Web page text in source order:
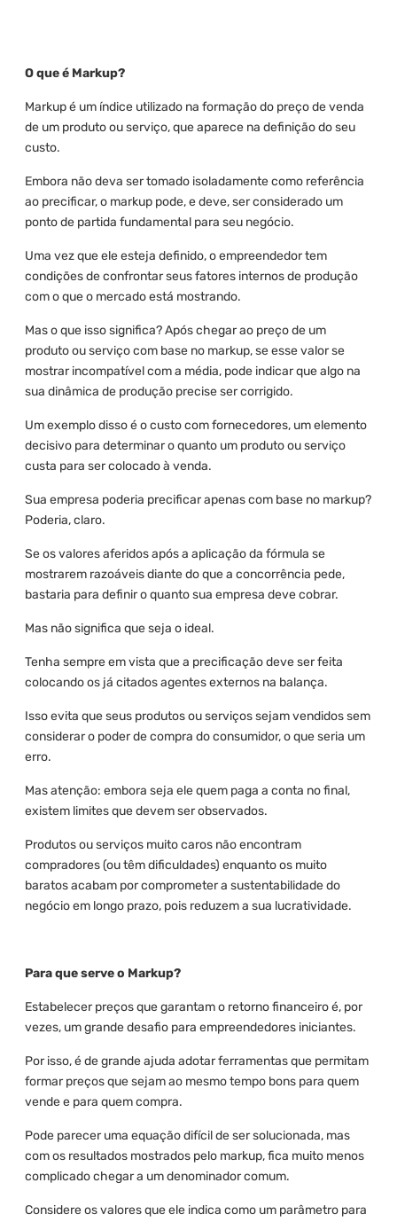
O que é Markup?
Markup é um índice utilizado na formação do preço de venda
de um produto ou serviço, que aparece na definição do seu
custo.
Embora não deva ser tomado isoladamente como referência
ao precificar, o markup pode, e deve, ser considerado um
ponto de partida fundamental para seu negócio.
Uma vez que ele esteja definido, o empreendedor tem
condições de confrontar seus fatores internos de produção
com o que o mercado está mostrando.
Mas o que isso significa? Após chegar ao preço de um
produto ou serviço com base no markup, se esse valor se
mostrar incompatível com a média, pode indicar que algo na
sua dinâmica de produção precise ser corrigido.
Um exemplo disso é o custo com fornecedores, um elemento
decisivo para determinar o quanto um produto ou serviço
custa para ser colocado à venda.
Sua empresa poderia precificar apenas com base no markup?
Poderia, claro.
Se os valores aferidos após a aplicação da fórmula se
mostrarem razoáveis diante do que a concorrência pede,
bastaria para definir o quanto sua empresa deve cobrar.
Mas não significa que seja o ideal.
Tenha sempre em vista que a precificação deve ser feita
colocando os já citados agentes externos na balança.
Isso evita que seus produtos ou serviços sejam vendidos sem
considerar o poder de compra do consumidor, o que seria um
erro.
Mas atenção: embora seja ele quem paga a conta no final,
existem limites que devem ser observados.
Produtos ou serviços muito caros não encontram
compradores (ou têm dificuldades) enquanto os muito
baratos acabam por comprometer a sustentabilidade do
negócio em longo prazo, pois reduzem a sua lucratividade.
Para que serve o Markup?
Estabelecer preços que garantam o retorno financeiro é, por
vezes, um grande desafio para empreendedores iniciantes.
Por isso, é de grande ajuda adotar ferramentas que permitam
formar preços que sejam ao mesmo tempo bons para quem
vende e para quem compra.
Pode parecer uma equação difícil de ser solucionada, mas
com os resultados mostrados pelo markup, fica muito menos
complicado chegar a um denominador comum.
Considere os valores que ele indica como um parâmetro para